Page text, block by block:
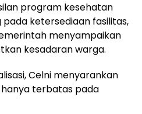
program kesehatan
ketersediaan fasilitas,
menyampaikan
kesadaran warga.
Celni menyarankan
terbatas pada